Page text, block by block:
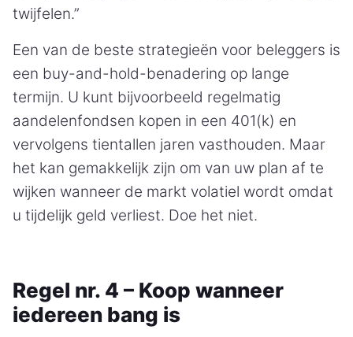
twijfelen.”
Een van de beste strategieën voor beleggers is
een buy-and-hold-benadering op lange
termijn. U kunt bijvoorbeeld regelmatig
aandelenfondsen kopen in een 401(k) en
vervolgens tientallen jaren vasthouden. Maar
het kan gemakkelijk zijn om van uw plan af te
wijken wanneer de markt volatiel wordt omdat
u tijdelijk geld verliest. Doe het niet.
Regel nr. 4 – Koop wanneer
iedereen bang is